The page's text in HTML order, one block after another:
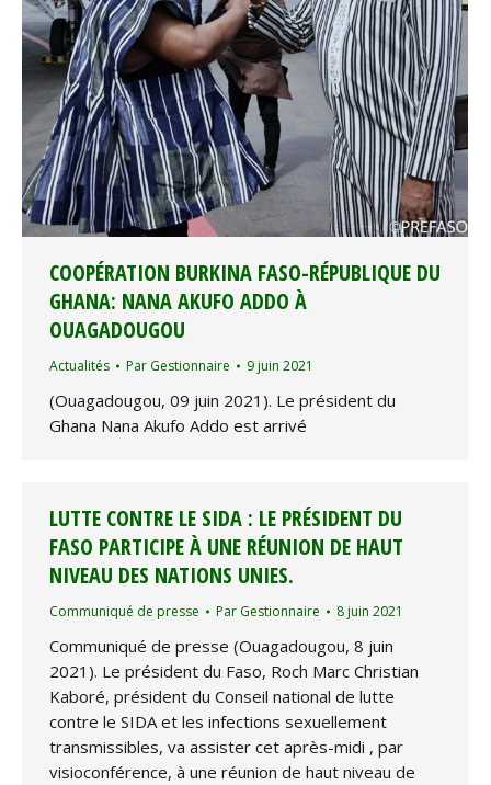
COOPÉRATION BURKINA FASO-RÉPUBLIQUE DU
GHANA: NANA AKUFO ADDO À
OUAGADOUGOU
Actualités Par Gestionnaire 9 juin 2021
(Ouagadougou, 09 juin 2021). Le président du
Ghana Nana Akufo Addo est arrivé
LUTTE CONTRE LE SIDA : LE PRÉSIDENT DU
FASO PARTICIPE À UNE RÉUNION DE HAUT
NIVEAU DES NATIONS UNIES.
Communiqué de presse Par Gestionnaire 8 juin 2021
Communiqué de presse (Ouagadougou, 8 juin
2021). Le président du Faso, Roch Marc Christian
Kaboré, président du Conseil national de lutte
contre le SIDA et les infections sexuellement
transmissibles, va assister cet après-midi , par
visioconférence, à une réunion de haut niveau de